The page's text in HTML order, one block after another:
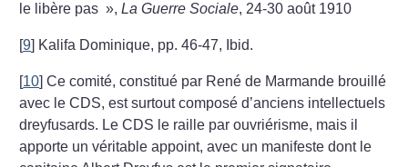
le libère pas »,La Guerre Sociale, 24-30 août 1910
[9] Kalifa Dominique, pp. 46-47, Ibid.
[10]Ce comité, constitué par René de Marmande brouillé
avec le CDS, est surtout composé d’anciens intellectuels
dreyfusards. Le CDS le raille par ouvriérisme, mais il
apporte un véritable appoint, avec un manifeste dont le